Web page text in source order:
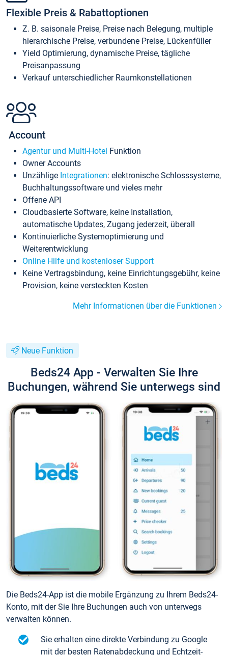
Flexible Preis & Rabattoptionen
Z. B. saisonale Preise, Preise nach Belegung, multiple
hierarchische Preise, verbundene Preise, Lückenfüller
Yield Optimierung, dynamische Preise, tägliche
Preisanpassung
Verkauf unterschiedlicher Raumkonstellationen
Account
Agentur und Multi-Hotel Funktion
Owner Accounts
Unzählige Integrationen: elektronische Schlosssysteme,
Buchhaltungssoftware und vieles mehr
Offene API
Cloudbasierte Software, keine Installation,
automatische Updates, Zugang jederzeit, überall
Kontinuierliche Systemoptimierung und
Weiterentwicklung
Online Hilfe und kostenloser Support
Keine Vertragsbindung, keine Einrichtungsgebühr, keine
Provision, keine versteckten Kosten
Mehr Informationen über die Funktionen
Neue Funktion
Beds24 App - Verwalten Sie Ihre
Buchungen, während Sie unterwegs sind
Die Beds24-App ist die mobile Ergänzung zu Ihrem Beds24-
Konto, mit der Sie Ihre Buchungen auch von unterwegs
verwalten können.
Sie erhalten eine direkte Verbindung zu Google
mit der besten Ratenabdeckung und Echtzeit-